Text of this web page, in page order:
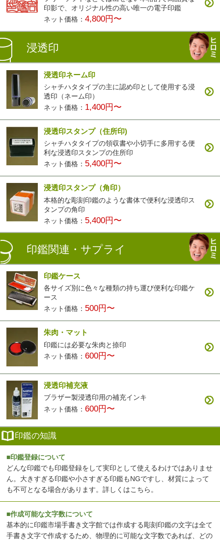
印影で、オリジナル性の高い唯一の電子印鑑
ネット価格：4,800円〜
浸透印
浸透印ネーム印
シャチハタタイプの主に認め印として使用する浸
透印（ネーム印）
ネット価格： 1,400円〜
浸透印スタンプ（住所印)
シャチハタタイプの領収書や小切手に多用する便
利な浸透印スタンプの住所印
ネット価格： 5,400円〜
浸透印スタンプ（角印）
本格的な彫刻印鑑のような書体で便利な浸透印ス
タンプの角印
ネット価格： 5,400円〜
印鑑関連・サプライ
印鑑ケース
各サイズ別に色々な種類の持ち運び便利な印鑑ケ
ース
ネット価格： 500円〜
朱肉・マット
印鑑には必要な朱肉と捺印
ネット価格：600円〜
浸透印補充液
ブラザー製浸透印用の補充インキ
ネット価格：600円〜
印鑑の知識
■印鑑登録について
どんな印鑑でも印鑑登録をして実印として使えるわけではありませ
ん。大きすぎる印鑑や小さすぎる印鑑もNGですし、材質によって
も不可となる場合があります。詳しくはこちら 。
■作成可能な文字数について
基本的に印鑑市場手書き文字館では作成する彫刻印鑑の文字は全て
手書き文字で作成するため、物理的に可能な文字数であれば、どの